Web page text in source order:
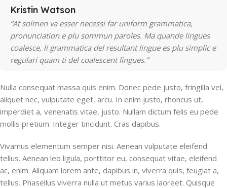
Kristin Watson
“At solmen va esser necessi far uniform grammatica,
pronunciation e plu sommun paroles. Ma quande lingues
coalesce, li grammatica del resultant lingue es plu simplic e
regulari quam ti del coalescent lingues.”
Nulla consequat massa quis enim. Donec pede justo, fringilla vel,
aliquet nec, vulputate eget, arcu. In enim justo, rhoncus ut,
imperdiet a, venenatis vitae, justo. Nullam dictum felis eu pede
mollis pretium. Integer tincidunt. Cras dapibus.
Vivamus elementum semper nisi. Aenean vulputate eleifend
tellus. Aenean leo ligula, porttitor eu, consequat vitae, eleifend
ac, enim. Aliquam lorem ante, dapibus in, viverra quis, feugiat a,
tellus. Phasellus viverra nulla ut metus varius laoreet. Quisque